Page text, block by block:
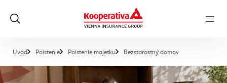
Úvod Poistenie Poistenie majetku Bezstarostný domov, aktuálna stránka